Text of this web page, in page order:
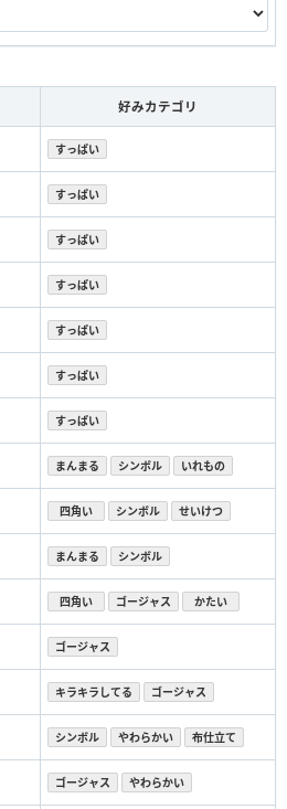
好みカテゴリ
すっぱい
すっぱい
すっぱい
すっぱい
すっぱい
すっぱい
すっぱい
まんまる シンボル いれもの
四角い シンボル せいけつ
まんまる シンボル
四角い ゴージャス かたい
ゴージャス
キラキラしてる ゴージャス
シンボル やわらかい 布仕立て
ゴージャス やわらかい